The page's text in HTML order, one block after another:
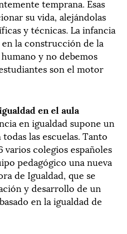
temprana. Esas
su vida, alejándolas
y técnicas. La infancia
la construcción de la
y no debemos
son el motor
en el aula
en igualdad supone un
las escuelas. Tanto
varios colegios españoles
pedagógico una nueva
de Igualdad, que se
y desarrollo de un
en la igualdad de